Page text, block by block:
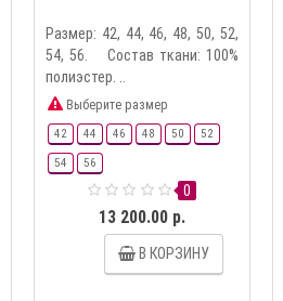
Размер: 42, 44, 46, 48, 50, 52,
54, 56. Состав ткани: 100%
полиэстер. ..
Выберите размер
42 44 46 48 50 52
54 56
0
13 200.00 р.
В КОРЗИНУ